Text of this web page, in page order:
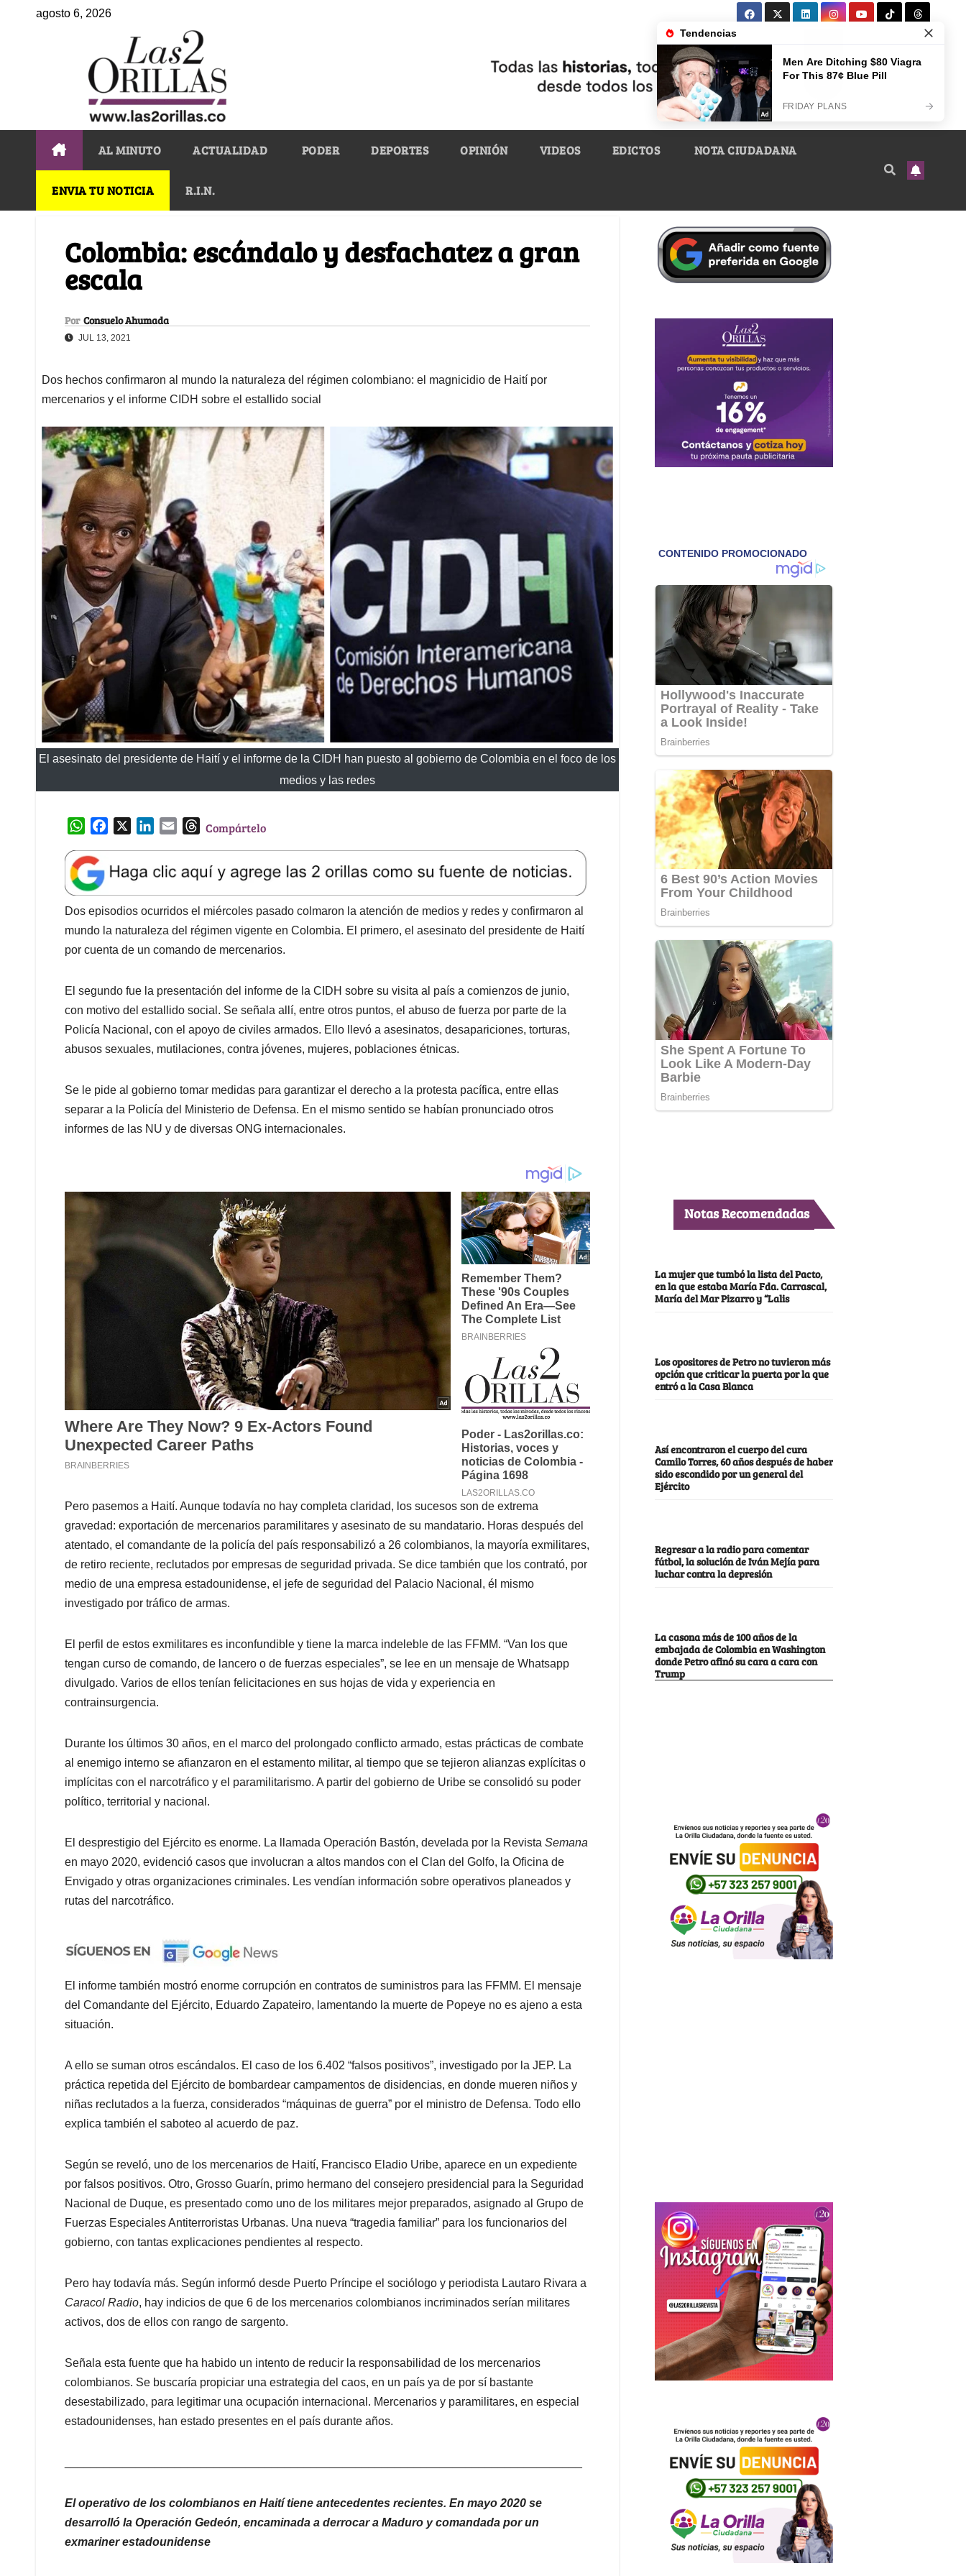
agosto 6, 2026
AL MINUTO ACTUALIDAD PODER DEPORTES OPINIÓN VIDEOS EDICTOS NOTA CIUDADANA
ENVIA TU NOTICIA R.I.N.
Colombia: escándalo y desfachatez a gran
escala
Por Consuelo Ahumada
JUL 13, 2021
Dos hechos confirmaron al mundo la naturaleza del régimen colombiano: el magnicidio de Haití por
mercenarios y el informe CIDH sobre el estallido social
El asesinato del presidente de Haití y el informe de la CIDH han puesto al gobierno de Colombia en el foco de los
medios y las redes
W
a
t
s
A
p
p
e
b
o
o
k
k
e
d
I
n
l
T
e
a
d
s
Compártelo
Dos episodios ocurridos el miércoles pasado colmaron la atención de medios y redes y confirmaron al
mundo la naturaleza del régimen vigente en Colombia. El primero, el asesinato del presidente de Haití
por cuenta de un comando de mercenarios.
El segundo fue la presentación del informe de la CIDH sobre su visita al país a comienzos de junio,
con motivo del estallido social. Se señala allí, entre otros puntos, el abuso de fuerza por parte de la
Policía Nacional, con el apoyo de civiles armados. Ello llevó a asesinatos, desapariciones, torturas,
abusos sexuales, mutilaciones, contra jóvenes, mujeres, poblaciones étnicas.
Se le pide al gobierno tomar medidas para garantizar el derecho a la protesta pacífica, entre ellas
separar a la Policía del Ministerio de Defensa. En el mismo sentido se habían pronunciado otros
informes de las NU y de diversas ONG internacionales.
Pero pasemos a Haití. Aunque todavía no hay completa claridad, los sucesos son de extrema
gravedad: exportación de mercenarios paramilitares y asesinato de su mandatario. Horas después del
atentado, el comandante de la policía del país responsabilizó a 26 colombianos, la mayoría exmilitares,
de retiro reciente, reclutados por empresas de seguridad privada. Se dice también que los contrató, por
medio de una empresa estadounidense, el jefe de seguridad del Palacio Nacional, él mismo
investigado por tráfico de armas.
El perfil de estos exmilitares es inconfundible y tiene la marca indeleble de las FFMM. “Van los que
tengan curso de comando, de lancero o de fuerzas especiales”, se lee en un mensaje de Whatsapp
divulgado. Varios de ellos tenían felicitaciones en sus hojas de vida y experiencia en
contrainsurgencia.
Durante los últimos 30 años, en el marco del prolongado conflicto armado, estas prácticas de combate
al enemigo interno se afianzaron en el estamento militar, al tiempo que se tejieron alianzas explícitas o
implícitas con el narcotráfico y el paramilitarismo. A partir del gobierno de Uribe se consolidó su poder
político, territorial y nacional.
El desprestigio del Ejército es enorme. La llamada Operación Bastón, develada por la Revista Semana
en mayo 2020, evidenció casos que involucran a altos mandos con el Clan del Golfo, la Oficina de
Envigado y otras organizaciones criminales. Les vendían información sobre operativos planeados y
rutas del narcotráfico.
El informe también mostró enorme corrupción en contratos de suministros para las FFMM. El mensaje
del Comandante del Ejército, Eduardo Zapateiro, lamentando la muerte de Popeye no es ajeno a esta
situación.
A ello se suman otros escándalos. El caso de los 6.402 “falsos positivos”, investigado por la JEP. La
práctica repetida del Ejército de bombardear campamentos de disidencias, en donde mueren niños y
niñas reclutados a la fuerza, considerados “máquinas de guerra” por el ministro de Defensa. Todo ello
explica también el saboteo al acuerdo de paz.
Según se reveló, uno de los mercenarios de Haití, Francisco Eladio Uribe, aparece en un expediente
por falsos positivos. Otro, Grosso Guarín, primo hermano del consejero presidencial para la Seguridad
Nacional de Duque, es presentado como uno de los militares mejor preparados, asignado al Grupo de
Fuerzas Especiales Antiterroristas Urbanas. Una nueva “tragedia familiar” para los funcionarios del
gobierno, con tantas explicaciones pendientes al respecto.
Pero hay todavía más. Según informó desde Puerto Príncipe el sociólogo y periodista Lautaro Rivara a
Caracol Radio, hay indicios de que 6 de los mercenarios colombianos incriminados serían militares
activos, dos de ellos con rango de sargento.
Señala esta fuente que ha habido un intento de reducir la responsabilidad de los mercenarios
colombianos. Se buscaría propiciar una estrategia del caos, en un país ya de por sí bastante
desestabilizado, para legitimar una ocupación internacional. Mercenarios y paramilitares, en especial
estadounidenses, han estado presentes en el país durante años.
El operativo de los colombianos en Haití tiene antecedentes recientes. En mayo 2020 se
desarrolló la Operación Gedeón, encaminada a derrocar a Maduro y comandada por un
exmariner estadounidense
Notas Recomendadas
La mujer que tumbó la lista del Pacto,
en la que estaba María Fda. Carrascal,
María del Mar Pizarro y “Lalis
Los opositores de Petro no tuvieron más
opción que criticar la puerta por la que
entró a la Casa Blanca
Así encontraron el cuerpo del cura
Camilo Torres, 60 años después de haber
sido escondido por un general del
Ejército
Regresar a la radio para comentar
fútbol, la solución de Iván Mejía para
luchar contra la depresión
La casona más de 100 años de la
embajada de Colombia en Washington
donde Petro afinó su cara a cara con
Trump